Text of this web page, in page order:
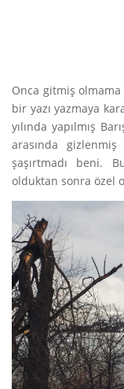
Onca gitmiş olmama
bir yazı yazmaya
yılında yapılmış
arasında
şaşırtmadı beni.
olduktan sonra özel